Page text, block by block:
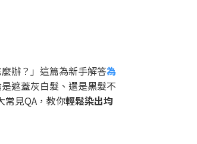
辦？」這篇為新手解答為
是遮蓋灰白髮、還是黑髮不
常見QA，教你輕鬆染出均